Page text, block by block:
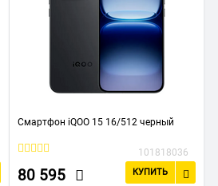
Смартфон iQOO 15 16/512 черный
101818036
80 595
КУПИТЬ